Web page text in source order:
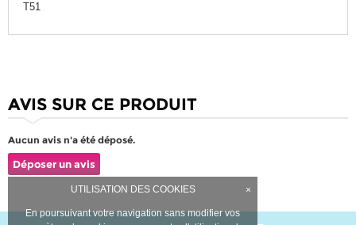
UTILISATION DES COOKIES ×
En poursuivant votre navigation sans modifier vos
T51
AVIS SUR CE PRODUIT
Aucun avis n'a été déposé.
Déposer un avis